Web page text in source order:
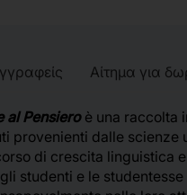
Αίτημα για
al Pensieroè una raccolta
provenienti dalle
di crescita
studenti e le